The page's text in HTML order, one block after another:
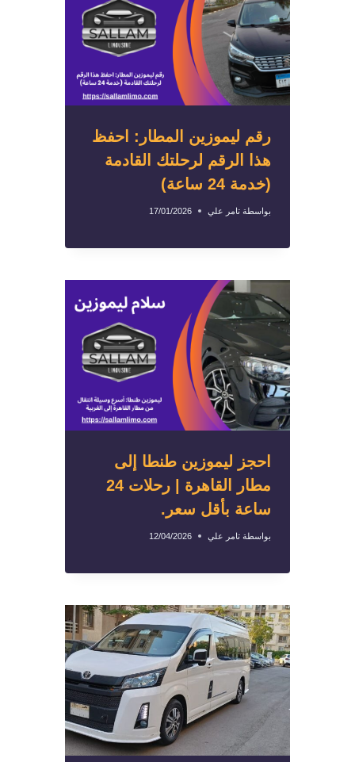
رقم ليموزين المطار: احفظ
هذا الرقم لرحلتك القادمة
(خدمة 24 ساعة)
بواسطة تامر علي 17/01/2026
احجز ليموزين طنطا إلى
مطار القاهرة | رحلات 24
ساعة بأقل سعر.
بواسطة تامر علي 12/04/2026